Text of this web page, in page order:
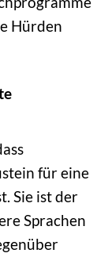
Hürden
für eine
Sie ist der
Sprachen